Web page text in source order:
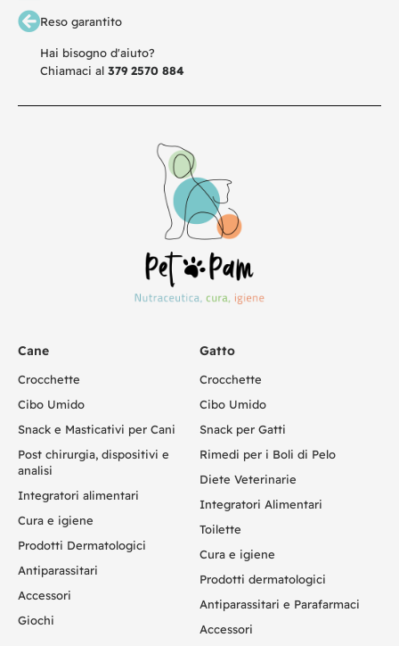
Reso garantito
Hai bisogno d'aiuto?
Chiamaci al 379 2570 884
Cane
Crocchette
Cibo Umido
Snack e Masticativi per Cani
Post chirurgia, dispositivi e
analisi
Integratori alimentari
Cura e igiene
Prodotti Dermatologici
Antiparassitari
Accessori
Giochi
Gatto
Crocchette
Cibo Umido
Snack per Gatti
Rimedi per i Boli di Pelo
Diete Veterinarie
Integratori Alimentari
Toilette
Cura e igiene
Prodotti dermatologici
Antiparassitari e Parafarmaci
Accessori